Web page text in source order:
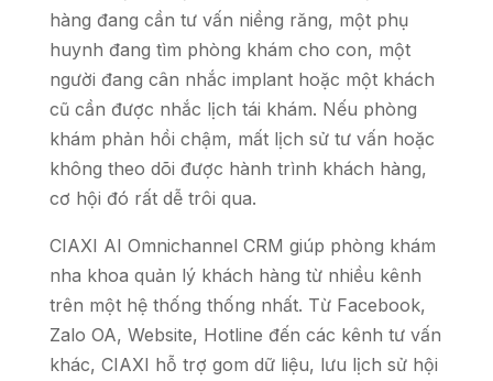
hàng đang cần tư vấn niềng răng, một phụ
huynh đang tìm phòng khám cho con, một
người đang cân nhắc implant hoặc một khách
cũ cần được nhắc lịch tái khám. Nếu phòng
khám phản hồi chậm, mất lịch sử tư vấn hoặc
không theo dõi được hành trình khách hàng,
cơ hội đó rất dễ trôi qua.
CIAXI AI Omnichannel CRM giúp phòng khám
nha khoa quản lý khách hàng từ nhiều kênh
trên một hệ thống thống nhất. Từ Facebook,
Zalo OA, Website, Hotline đến các kênh tư vấn
khác, CIAXI hỗ trợ gom dữ liệu, lưu lịch sử hội